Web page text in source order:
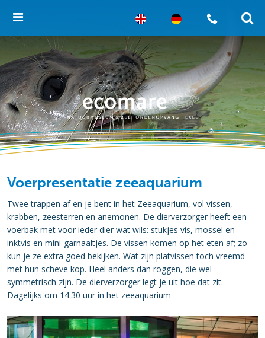
Voerpresentatie zeeaquarium
Twee trappen af en je bent in het Zeeaquarium, vol vissen,
krabben, zeesterren en anemonen. De dierverzorger heeft een
voerbak met voor ieder dier wat wils: stukjes vis, mossel en
inktvis en mini-garnaaltjes. De vissen komen op het eten af; zo
kun je ze extra goed bekijken. Wat zijn platvissen toch vreemd
met hun scheve kop. Heel anders dan roggen, die wel
symmetrisch zijn. De dierverzorger legt je uit hoe dat zit.
Dagelijks om 14.30 uur in het zeeaquarium